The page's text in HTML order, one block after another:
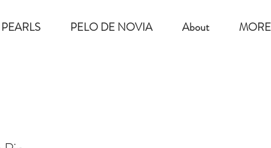
PEARLS PELO DE NOVIA About MORE